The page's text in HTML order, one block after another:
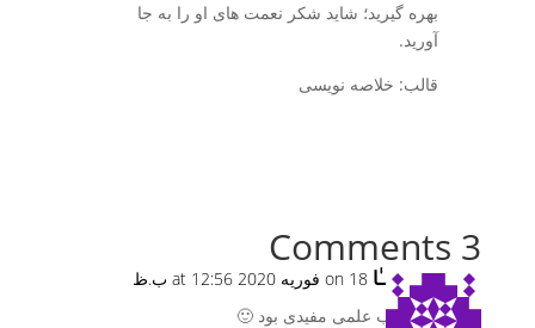
بهره گیرید؛ شاید شکر نعمت­ های او را به جا
آورید.
قالب: خلاصه نویسی
3 Comments
زِیســٰا on 18 فوریه 2020 at 12:56 ب.ظ
مطلب علمی مفیدی بود 🙂